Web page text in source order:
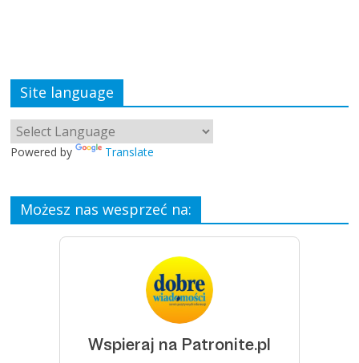
Site language
Powered by Translate
Możesz nas wesprzeć na: